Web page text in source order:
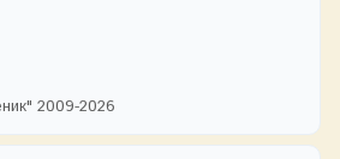
2009-2026